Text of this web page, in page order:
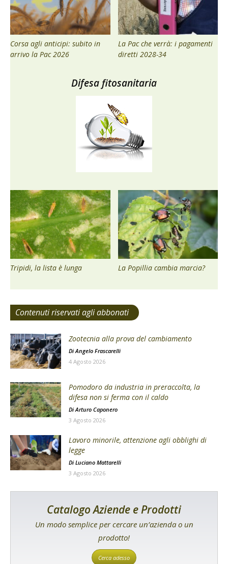
Corsa agli anticipi: subito in
arrivo la Pac 2026
La Pac che verrà: i pagamenti
diretti 2028-34
Difesa fitosanitaria
Tripidi, la lista è lunga La Popillia cambia marcia?
Contenuti riservati agli abbonati
Zootecnia alla prova del cambiamento
DiAngelo Frascarelli
4 Agosto 2026
Pomodoro da industria in preraccolta, la
difesa non si ferma con il caldo
Di Arturo Caponero
3 Agosto 2026
Lavoro minorile, attenzione agli obblighi di
legge
Di Luciano Mattarelli
3 Agosto 2026
Catalogo Aziende e Prodotti
Un modo semplice per cercare un’azienda o un
prodotto!
Cerca adesso